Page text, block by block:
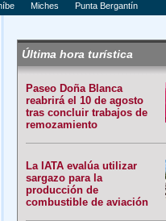
Miches Punta Bergantín
Última hora turística
Paseo Doña Blanca
reabrirá el 10 de agosto
tras concluir trabajos de
remozamiento
La IATA evalúa utilizar
sargazo para la
producción de
combustible de aviación